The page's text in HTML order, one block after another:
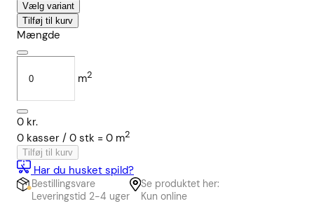
Vælg variant
Tilføj til kurv
Mængde
m2
0 kr.
0 kasser / 0 stk = 0 m2
Tilføj til kurv
Har du husket spild?
Bestillingsvare
Leveringstid 2-4 uger
Se produktet her:
Kun online